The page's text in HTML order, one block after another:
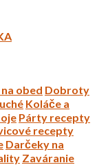
obed Dobroty
Koláče a
Párty recepty
recepty
Darčeky na
Zaváranie